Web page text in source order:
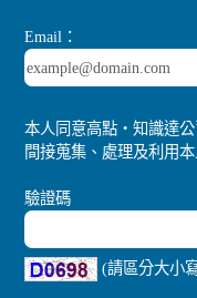
Email：
本人同意高點‧知識達
間接蒐集、處理及利用
驗證碼
(請區分大小